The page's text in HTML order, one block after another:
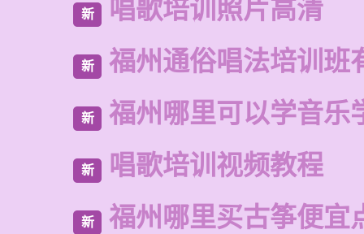
新 唱歌培训照片高清
新 福州通俗唱法培训班
新 福州哪里可以学音乐
新 唱歌培训视频教程
新 福州哪里买古筝便宜